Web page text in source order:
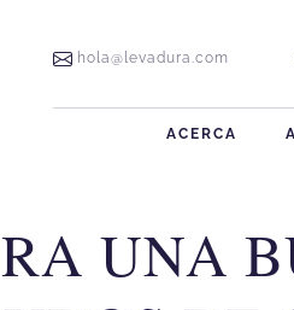
hola@levadura.com
ACERCA
UNA